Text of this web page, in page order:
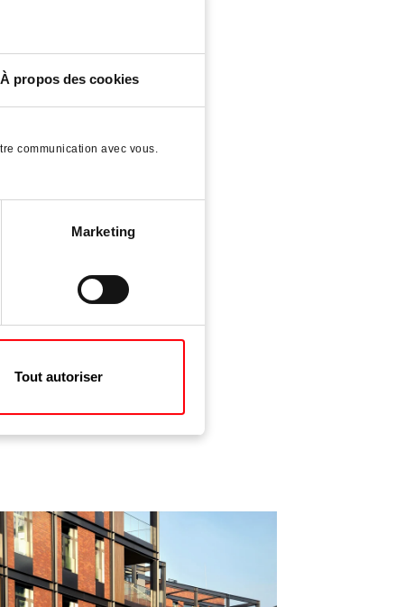
À propos des cookies
communication avec vous.
Marketing
Tout autoriser